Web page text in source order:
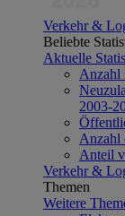
Verkehr &
Beliebte
Aktuelle
Anzahl
2003-
Anzahl
Anteil
Verkehr &
Themen
Weitere